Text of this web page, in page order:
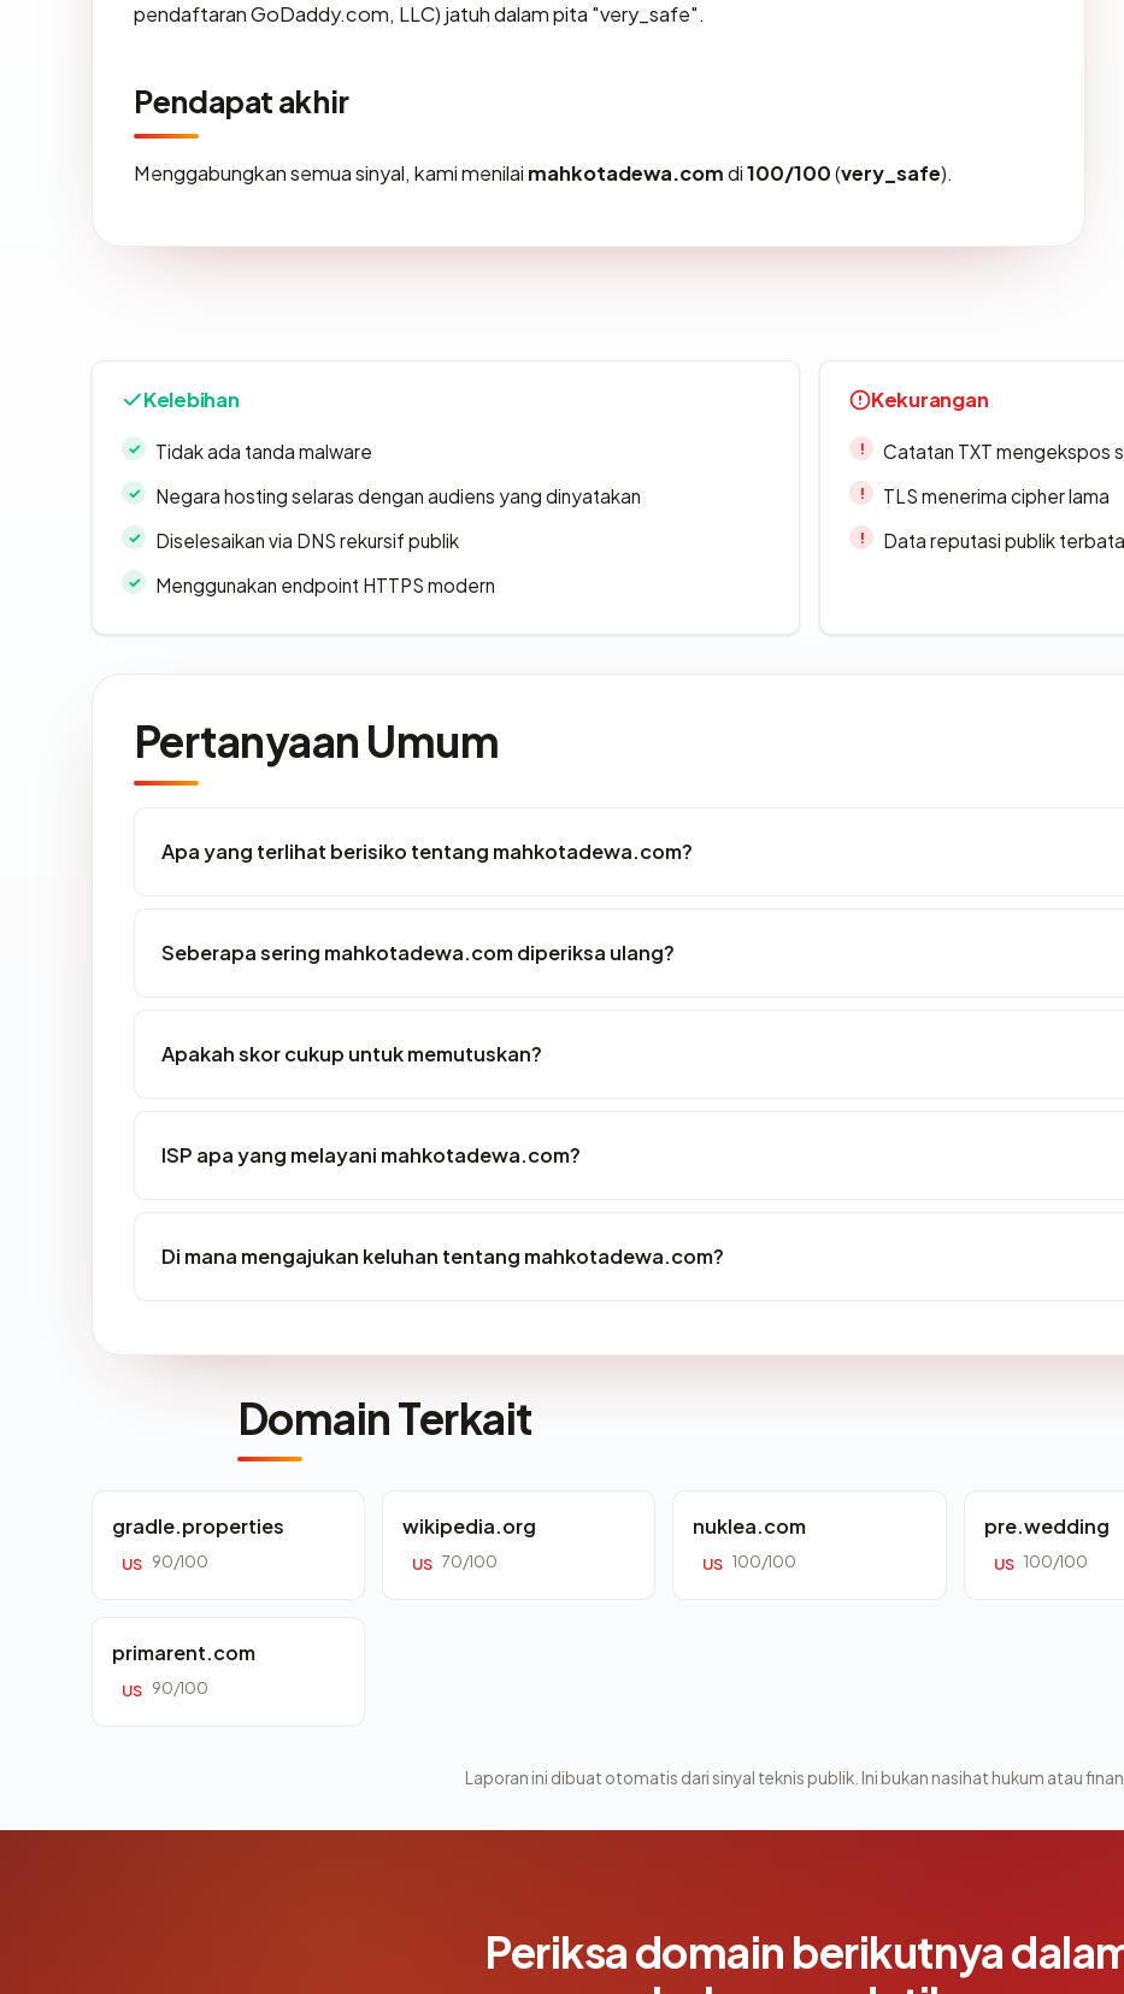
pendaftaran GoDaddy.com, LLC) jatuh dalam pita "very_safe".
Pendapat akhir
Menggabungkan semua sinyal, kami menilai mahkotadewa.comdi100/100(very_safe).
Kelebihan
Tidak ada tanda malware
Negara hosting selaras dengan audiens yang dinyatakan
Diselesaikan via DNS rekursif publik
Menggunakan endpoint HTTPS modern
Kekurangan
Catatan TXT mengekspos
TLS menerima cipher lama
Data reputasi publik
Pertanyaan Umum
Apa yang terlihat berisiko tentang mahkotadewa.com?
Seberapa sering mahkotadewa.com diperiksa ulang?
Apakah skor cukup untuk memutuskan?
ISP apa yang melayani mahkotadewa.com?
Di mana mengajukan keluhan tentang mahkotadewa.com?
Domain Terkait
gradle.properties
US 90/100
wikipedia.org
US 70/100
nuklea.com
US 100/100
pre.wedding
US 100/100
primarent.com
US 90/100
Laporan ini dibuat otomatis dari sinyal teknis publik. Ini bukan nasihat hukum atau
Periksa domain berikutnya